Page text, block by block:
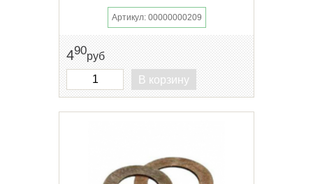
Артикул: 00000000209
490руб
В корзину